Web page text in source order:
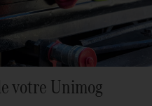
votre Unimog